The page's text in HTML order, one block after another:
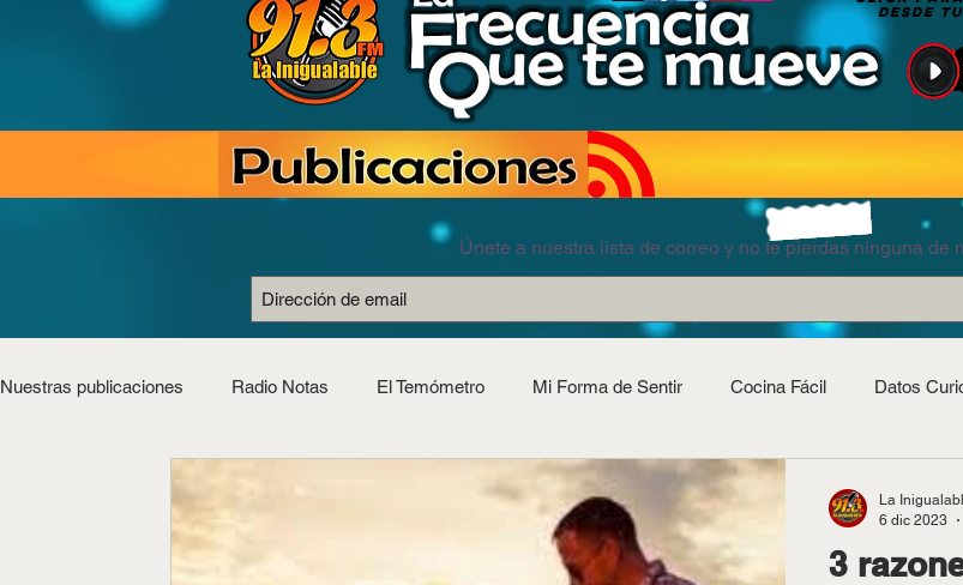
DESDE
Únete a nuestra lista de correo y no te pierdas ninguna de
Nuestras publicaciones Radio Notas El Temómetro Mi Forma de Sentir Cocina Fácil Datos
3
La
6 dic 2023